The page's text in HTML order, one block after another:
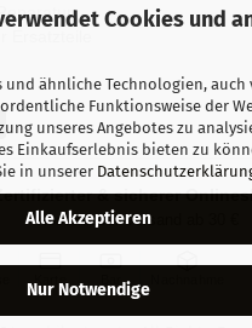
Cookies und
und ähnliche Technologien, auch
Funktionsweise der
unseres Angebotes zu
Einkaufserlebnis bieten zu
in unserer
Alle Akzeptieren
Nur Notwendige
Ersatzteile
& sicherer
Kostenloser Versand ab 30 €